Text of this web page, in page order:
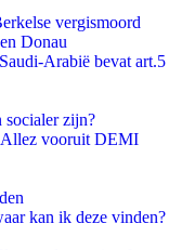
vergismoord
Donau
Arabië bevat art.5
socialer zijn?
Allez vooruit DEMI
kan ik deze vinden?